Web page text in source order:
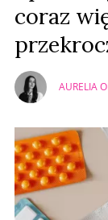
coraz
AURELIA